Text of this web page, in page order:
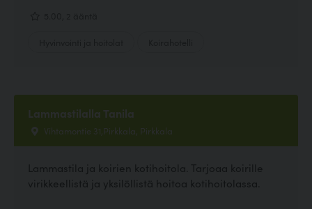
Lammastilalla Tanila
Vihtamontie 31,Pirkkala, Pirkkala
Lammastila ja koirien kotihoitola. Tarjoaa koirille
virikkeellistä ja yksilöllistä hoitoa kotihoitolassa.